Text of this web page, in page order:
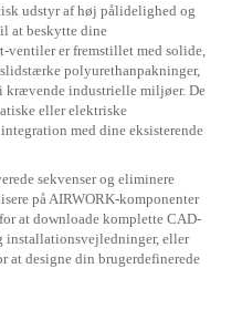
udstyr af høj pålidelighed og
at beskytte dine
ventiler er fremstillet med solide,
polyurethanpakninger,
krævende industrielle miljøer. De
eller elektriske
med dine eksisterende
sekvenser og eliminere
på AIRWORK-komponenter
at downloade komplette CAD-
installationsvejledninger, eller
at designe din brugerdefinerede